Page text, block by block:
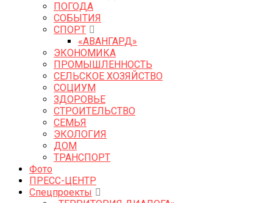
ПОГОДА
СОБЫТИЯ
СПОРТ
«АВАНГАРД»
ЭКОНОМИКА
ПРОМЫШЛЕННОСТЬ
СЕЛЬСКОЕ ХОЗЯЙСТВО
СОЦИУМ
ЗДОРОВЬЕ
СТРОИТЕЛЬСТВО
СЕМЬЯ
ЭКОЛОГИЯ
ДОМ
ТРАНСПОРТ
Фото
ПРЕСС-ЦЕНТР
Спецпроекты